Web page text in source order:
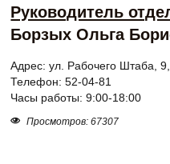
Руководитель
Борзых Ольга
Адрес: ул. Рабочего Штаба,
Телефон: 52-04-81
Часы работы: 9:00-18:00
Просмотров: 67307